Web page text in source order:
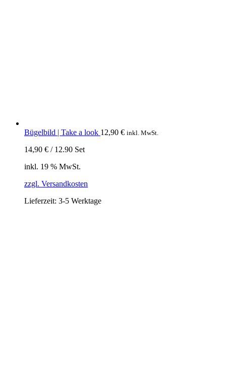
Bügelbild | Take a look 12,90 € inkl. MwSt.
14,90 € / 12.90 Set
inkl. 19 % MwSt.
zzgl. Versandkosten
Lieferzeit: 3-5 Werktage